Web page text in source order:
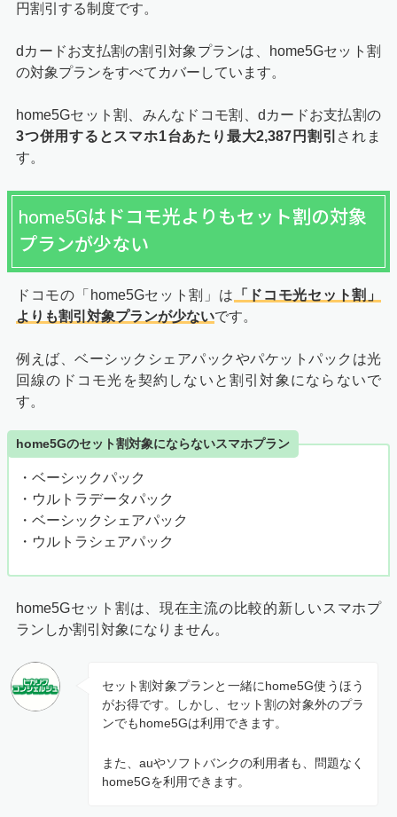
円割引する制度です。
dカードお支払割の割引対象プランは、home5Gセット割
の対象プランをすべてカバーしています。
home5Gセット割、みんなドコモ割、dカードお支払割の
3つ併用するとスマホ1台あたり最大2,387円割引 されま
す。
home5Gはドコモ光よりもセット割の対象
プランが少ない
ドコモの「home5Gセット割」は 「ドコモ光セット割」
よりも割引対象プランが少ないです。
例えば、ベーシックシェアパックやパケットパックは光
回線のドコモ光を契約しないと割引対象にならないで
す。
home5Gのセット割対象にならないスマホプラン
・ベーシックパック
・ウルトラデータパック
・ベーシックシェアパック
・ウルトラシェアパック
home5Gセット割は、現在主流の比較的新しいスマホプ
ランしか割引対象になりません。
セット割対象プランと一緒にhome5G使うほう
がお得です。しかし、セット割の対象外のプラ
ンでもhome5Gは利用できます。
また、auやソフトバンクの利用者も、問題なく
home5Gを利用できます。